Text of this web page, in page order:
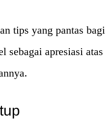
tips yang pantas
sebagai apresiasi atas